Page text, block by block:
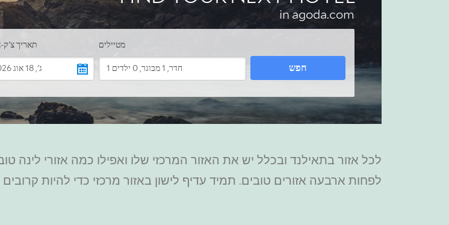
לכל אזור בתאילנד ובכלל יש את האזור המרכזי שלו ואפילו כמה אזורי לינה
לפחות ארבעה אזורים טובים. תמיד עדיף לישון באזור מרכזי כדי להיות